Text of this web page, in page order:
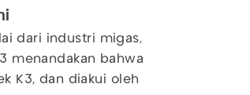
dari industri migas,
menandakan bahwa
K3, dan diakui oleh